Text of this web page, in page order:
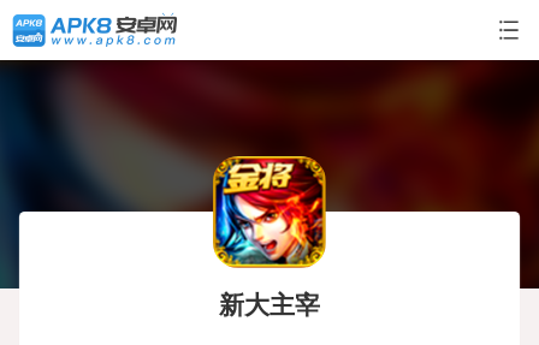
新大主宰